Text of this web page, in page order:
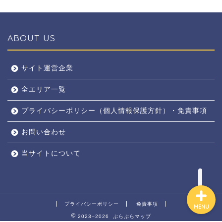
ABOUT US
サイト運営企業
全エリア一覧
プライバシーポリシー（個人情報保護方針）・免責事項
お問い合わせ
当サイトについて
プライバシーポリシー 免責事項
2023–2026 ぶらぶらマップ
MENU
奈良